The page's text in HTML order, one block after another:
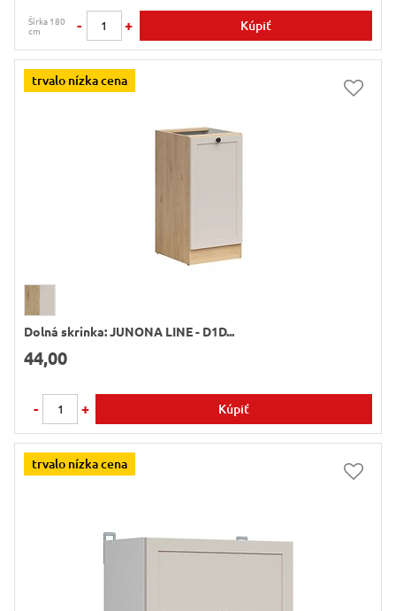
Šírka 180
cm
- + Kúpiť
trvalo nízka cena
Dolná skrinka: JUNONA LINE - D1D...
44,00
- + Kúpiť
trvalo nízka cena